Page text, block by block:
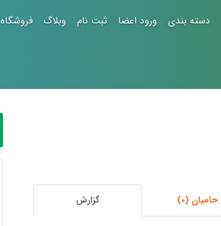
دسته بندی ورود اعضا ثبت نام وبلاگ فروشگاه
حامیان (0) گزارش